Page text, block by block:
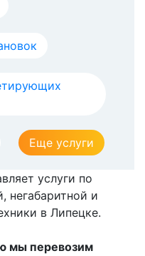
Еще услуги
услуги по
негабаритной и
в Липецке.
мы перевозим